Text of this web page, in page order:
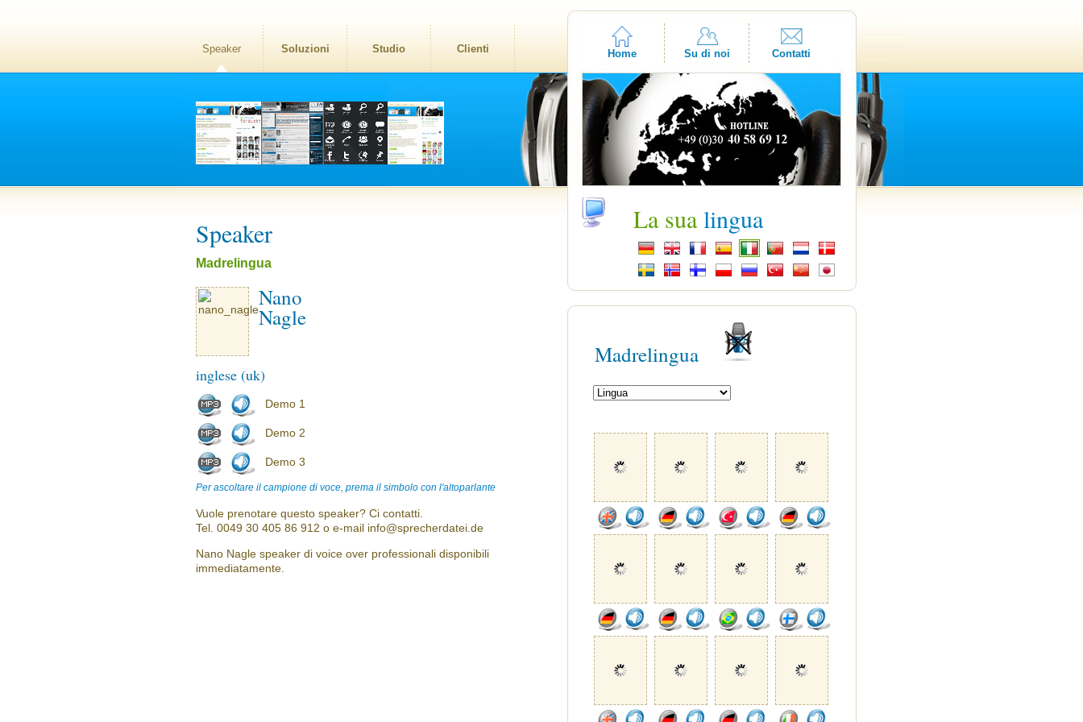
Speaker Soluzioni Studio Clienti Home Su di noi Contatti
Speaker
Madrelingua
Nano
Nagle
inglese (uk)
Demo 1
Demo 2
Demo 3
Per ascoltare il campione di voce, prema il simbolo con l'altoparlante
Vuole prenotare questo speaker? Ci contatti.
Tel. 0049 30 405 86 912 o e-mail info@sprecherdatei.de
Nano Nagle speaker di voice over professionali disponibili
immediatamente.
La sualingua
Madrelingua